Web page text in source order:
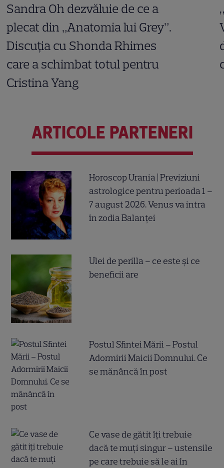
Sandra Oh dezvăluie de ce a
plecat din „Anatomia lui Grey”.
Discuția cu Shonda Rhimes
care a schimbat totul pentru
Cristina Yang
ARTICOLE PARTENERI
Horoscop Urania | Previziuni
astrologice pentru perioada 1 –
7 august 2026. Venus va intra
în zodia Balanței
Ulei de perilla – ce este și ce
beneficii are
Postul Sfintei Mării – Postul
Adormirii Maicii Domnului. Ce
se mănâncă în post
Ce vase de gătit îți trebuie
dacă te muți singur – ustensile
pe care trebuie să le ai în